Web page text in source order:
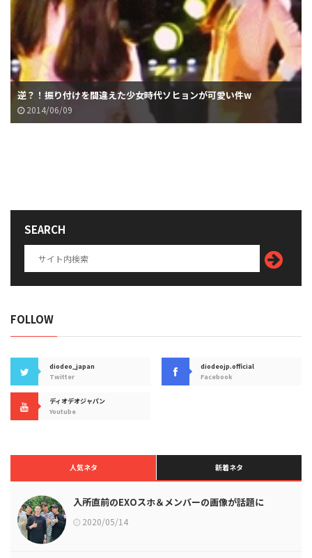
逆？！振り付けを間違えた少女時代ソヒョンが可愛い件w
2014/06/09
SEARCH
FOLLOW
diodeo_japan
Twitter
diodeojp.official
Facebook
ディオデオジャパン
Youtube
人気ネタ 新着ネタ
入所直前のEXOスホ＆メンバーの画像が話題に
2020/05/14